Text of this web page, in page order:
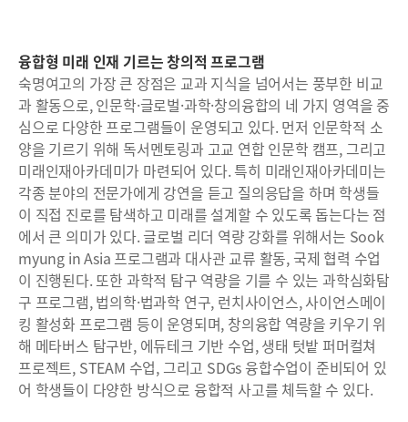
융합형 미래 인재 기르는 창의적 프로그램
숙명여고의 가장 큰 장점은 교과 지식을 넘어서는 풍부한 비교
과 활동으로, 인문학·글로벌·과학·창의융합의 네 가지 영역을 중
심으로 다양한 프로그램들이 운영되고 있다. 먼저 인문학적 소
양을 기르기 위해 독서멘토링과 고교 연합 인문학 캠프, 그리고
미래인재아카데미가 마련되어 있다. 특히 미래인재아카데미는
각종 분야의 전문가에게 강연을 듣고 질의응답을 하며 학생들
이 직접 진로를 탐색하고 미래를 설계할 수 있도록 돕는다는 점
에서 큰 의미가 있다. 글로벌 리더 역량 강화를 위해서는 Sook
myung in Asia 프로그램과 대사관 교류 활동, 국제 협력 수업
이 진행된다. 또한 과학적 탐구 역량을 기를 수 있는 과학심화탐
구 프로그램, 법의학·법과학 연구, 런치사이언스, 사이언스메이
킹 활성화 프로그램 등이 운영되며, 창의융합 역량을 키우기 위
해 메타버스 탐구반, 에듀테크 기반 수업, 생태 텃밭 퍼머컬쳐
프로젝트, STEAM 수업, 그리고 SDGs 융합수업이 준비되어 있
어 학생들이 다양한 방식으로 융합적 사고를 체득할 수 있다.